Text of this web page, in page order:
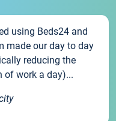
using Beds24 and
made our day to day
reducing the
of work a day)...